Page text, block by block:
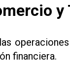
y
financiera.